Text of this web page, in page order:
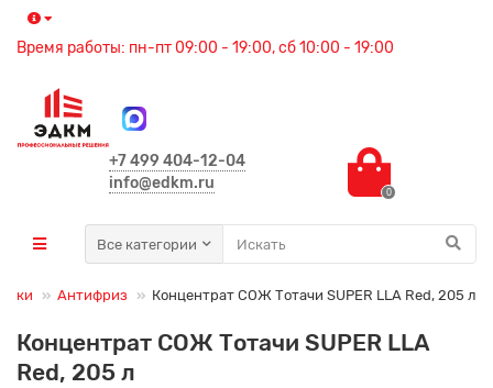
Время работы: пн-пт 09:00 - 19:00, сб 10:00 - 19:00
+7 499 404-12-04
info@edkm.ru
0
Все категории
Антифриз Концентрат СОЖ Тотачи SUPER LLA Red, 205 л
Концентрат СОЖ Тотачи SUPER LLA
Red, 205 л